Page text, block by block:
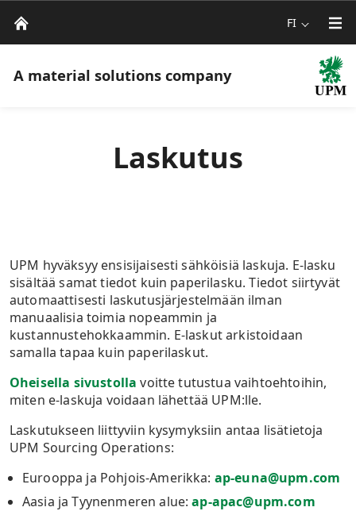
FI
A material solutions company
​​​​Laskutus
UPM hyväksyy ensisijaisesti sähköisiä laskuja. E-lasku
sisältää samat tiedot kuin paperilasku. Tiedot siirtyvät
automaattisesti laskutusjärjestelmään ilman
manuaalisia toimia nopeammin ja
kustannustehokkaammin. E-laskut arkistoidaan
samalla tapaa kuin paperilaskut.
Oheisella sivustolla voitte tutustua vaihtoehtoihin,
miten e-laskuja voidaan lähettää UPM:lle.
Laskutukseen liittyviin kysymyksiin antaa lisätietoja
UPM Sourcing Operations:
Eurooppa ja Pohjois-Amerikka: ap-euna@upm.com
Aasia ja Tyynenmeren alue:ap-apac@upm.com